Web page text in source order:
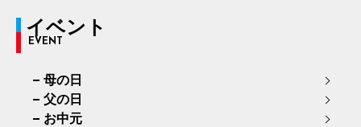
イベント
EVENT
母の日
父の日
お中元